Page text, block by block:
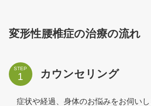
変形性腰椎症の治療の流れ
STEP カウンセリング
症状や経過、身体のお悩みをお伺いし